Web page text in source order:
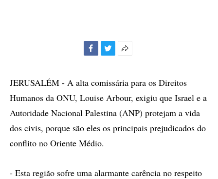
compartilhamento
JERUSALÉM - A alta comissária para os Direitos
Humanos da ONU, Louise Arbour, exigiu que Israel e a
Autoridade Nacional Palestina (ANP) protejam a vida
dos civis, porque são eles os principais prejudicados do
conflito no Oriente Médio.
- Esta região sofre uma alarmante carência no respeito